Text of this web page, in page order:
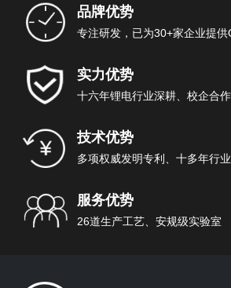
品牌优势
专注研发，已为30+家企业提供
实力优势
十六年锂电行业深耕、校企合作
技术优势
多项权威发明专利、十多年行
服务优势
26道生产工艺、安规级实验室